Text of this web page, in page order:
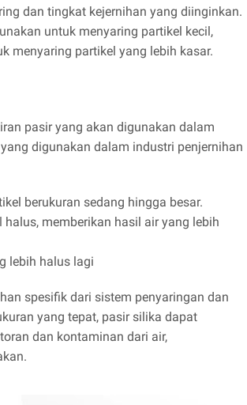
dan tingkat kejernihan yang diinginkan.
untuk menyaring partikel kecil,
menyaring partikel yang lebih kasar.
pasir yang akan digunakan dalam
digunakan dalam industri penjernihan
berukuran sedang hingga besar.
memberikan hasil air yang lebih
lebih halus lagi
spesifik dari sistem penyaringan dan
yang tepat, pasir silika dapat
dan kontaminan dari air,